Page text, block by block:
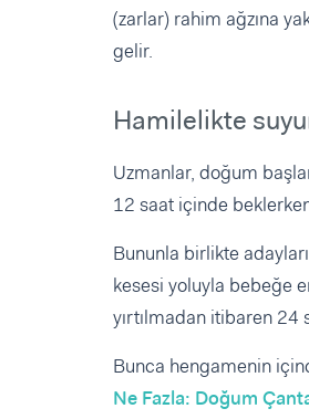
(zarlar) rahim ağzına
gelir.
Hamilelikte
Uzmanlar, doğum
12 saat içinde
Bununla birlikte
kesesi yoluyla bebeğe
yırtılmadan itibaren 24
Bunca hengamenin
Ne Fazla: Doğum